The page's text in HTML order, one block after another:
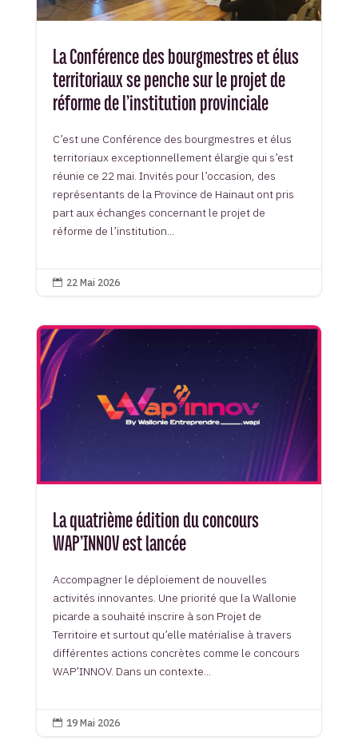
La Conférence des bourgmestres et élus
territoriaux se penche sur le projet de
réforme de l’institution provinciale
C’est une Conférence des bourgmestres et élus
territoriaux exceptionnellement élargie qui s’est
réunie ce 22 mai. Invités pour l’occasion, des
représentants de la Province de Hainaut ont pris
part aux échanges concernant le projet de
réforme de l’institution...
 22 Mai 2026
La quatrième édition du concours
WAP’INNOV est lancée
Accompagner le déploiement de nouvelles
activités innovantes. Une priorité que la Wallonie
picarde a souhaité inscrire à son Projet de
Territoire et surtout qu’elle matérialise à travers
différentes actions concrètes comme le concours
WAP’INNOV. Dans un contexte...
 19 Mai 2026